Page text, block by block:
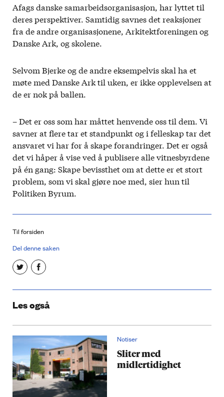
Afags danske samarbeidsorganisasjon, har lyttet til
deres perspektiver. Samtidig savnes det reaksjoner
fra de andre organisasjonene, Arkitektforeningen og
Danske Ark, og skolene.
Selvom Bjerke og de andre eksempelvis skal ha et
møte med Danske Ark til uken, er ikke opplevelsen at
de er nok på ballen.
– Det er oss som har måttet henvende oss til dem. Vi
savner at flere tar et standpunkt og i felleskap tar det
ansvaret vi har for å skape forandringer. Det er også
det vi håper å vise ved å publisere alle vitnesbyrdene
på én gang: Skape bevissthet om at dette er et stort
problem, som vi skal gjøre noe med, sier hun til
Politiken Byrum.
Til forsiden
Del denne saken
Les også
Notiser
Sliter med
midlertidighet